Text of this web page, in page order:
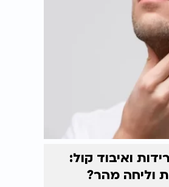
ואיבוד קול:
וליחה מהר?